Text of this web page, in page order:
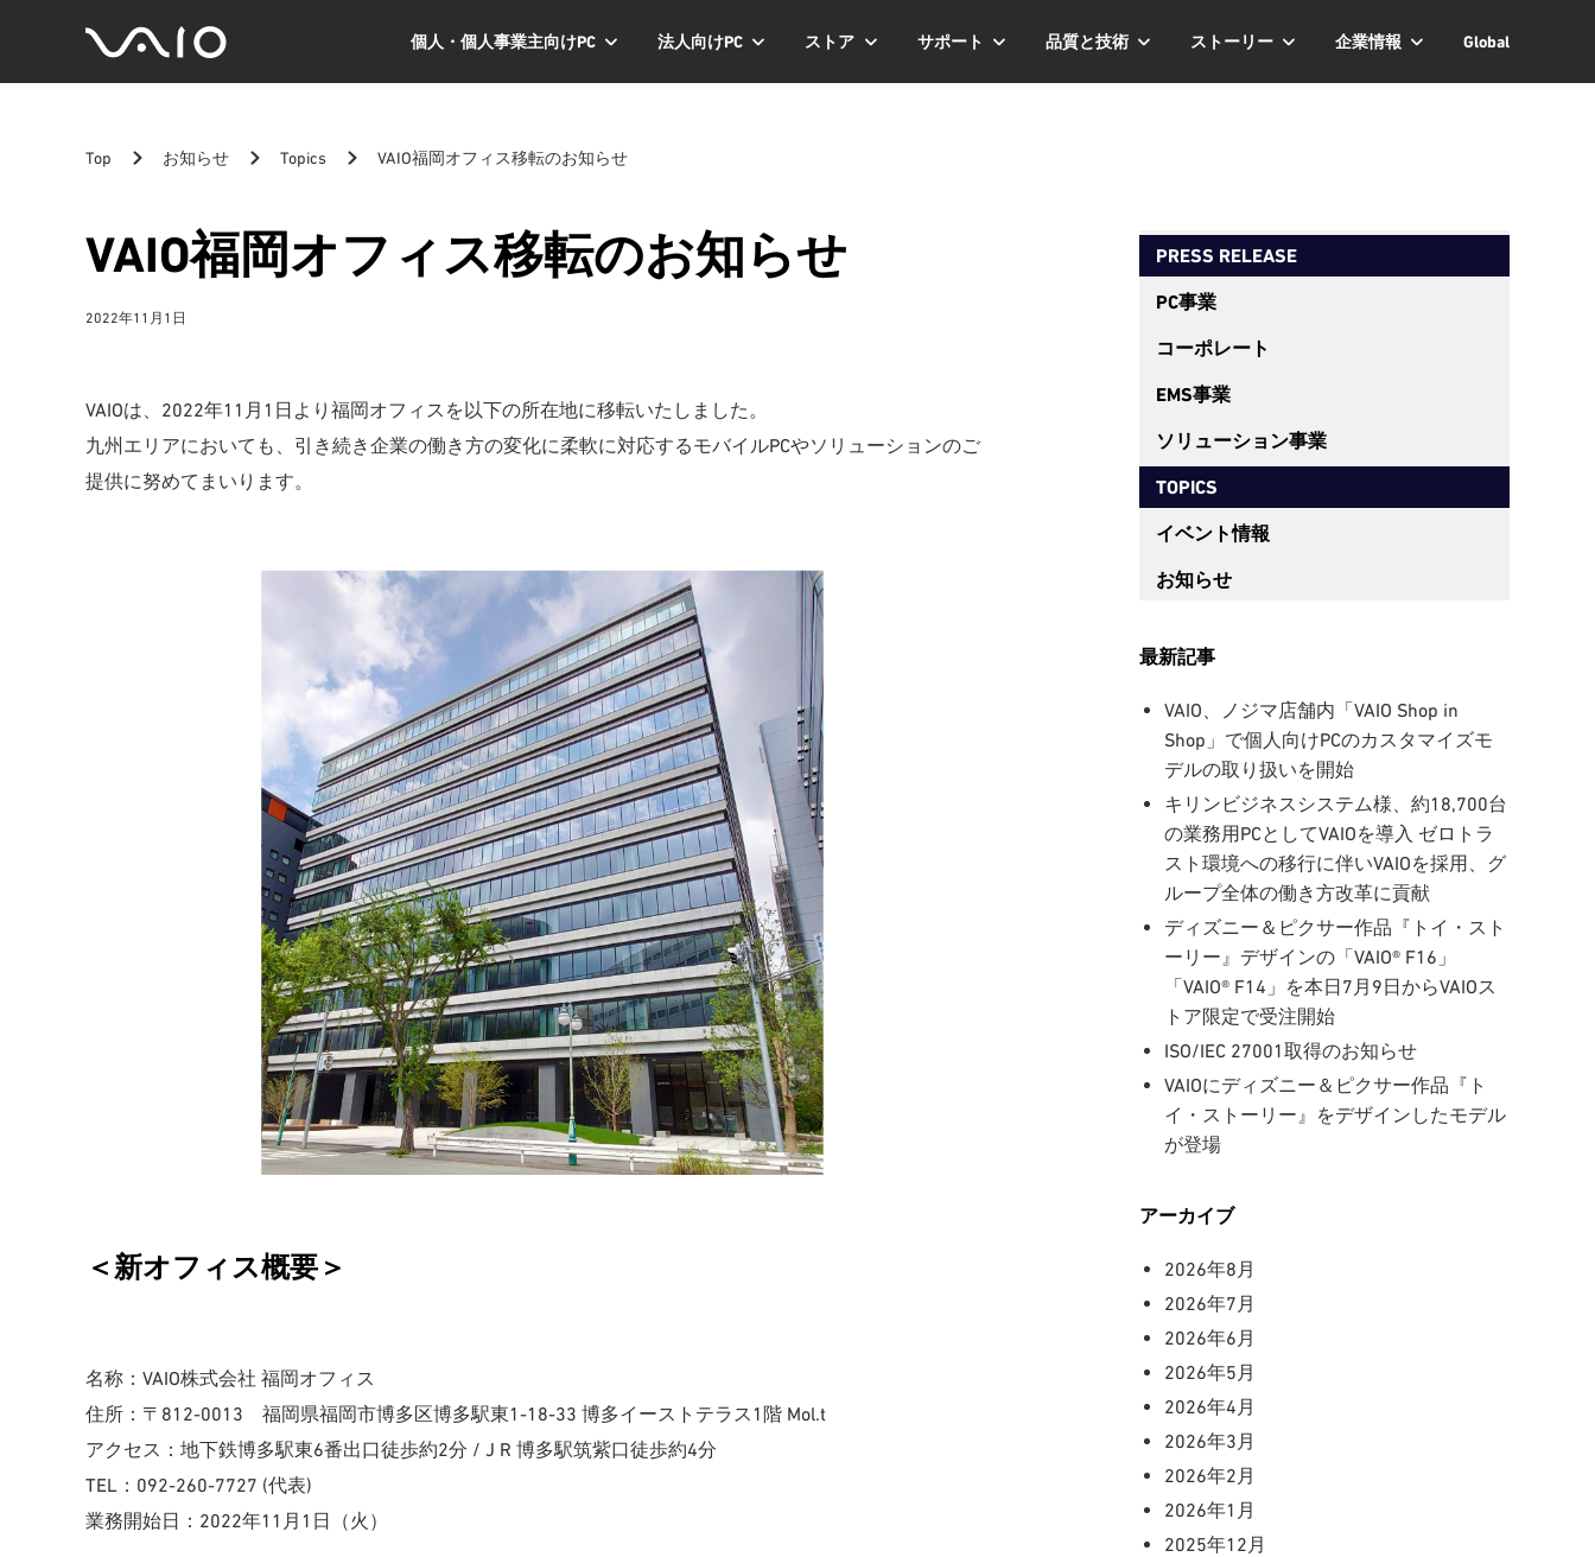
イ
個人・個人事業主向けPC 法人向けPC ストア サポート 品質と技術 ストーリー 企業情報 Global
Top お知らせ Topics VAIO福岡オフィス移転のお知らせ
VAIO福岡オフィス移転のお知らせ
2022年11月1日
VAIOは、2022年11月1日より福岡オフィスを以下の所在地に移転いたしました。
九州エリアにおいても、引き続き企業の働き方の変化に柔軟に対応するモバイルPCやソリューションのご
提供に努めてまいります。
＜新オフィス概要＞
名称：VAIO株式会社 福岡オフィス
住所：〒812-0013 福岡県福岡市博多区博多駅東1-18-33 博多イーストテラス1階 Mol.t
アクセス：地下鉄博多駅東6番出口徒歩約2分 / J R 博多駅筑紫口徒歩約4分
TEL：092-260-7727 (代表)
業務開始日：2022年11月1日（火）
PRESS RELEASE
PC事業
コーポレート
EMS事業
ソリューション事業
TOPICS
イベント情報
お知らせ
最新記事
VAIO、ノジマ店舗内「VAIO Shop in
Shop」で個人向けPCのカスタマイズモ
デルの取り扱いを開始
キリンビジネスシステム様、約18,700台
の業務用PCとしてVAIOを導入 ゼロトラ
スト環境への移行に伴いVAIOを採用、グ
ループ全体の働き方改革に貢献
ディズニー＆ピクサー作品『トイ・スト
ーリー』デザインの「VAIO® F16」
「VAIO® F14」を本日7月9日からVAIOス
トア限定で受注開始
ISO/IEC 27001取得のお知らせ
VAIOにディズニー＆ピクサー作品『ト
イ・ストーリー』をデザインしたモデル
が登場
アーカイブ
2026年8月
2026年7月
2026年6月
2026年5月
2026年4月
2026年3月
2026年2月
2026年1月
2025年12月